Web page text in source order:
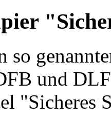
so
und
"Sicheres